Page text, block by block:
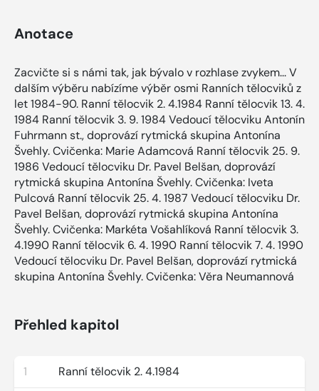
Anotace
Zacvičte si s námi tak, jak bývalo v rozhlase zvykem... V
dalším výběru nabízíme výběr osmi Ranních tělocviků z
let 1984-90. Ranní tělocvik 2. 4.1984 Ranní tělocvik 13. 4.
1984 Ranní tělocvik 3. 9. 1984 Vedoucí tělocviku Antonín
Fuhrmann st., doprovází rytmická skupina Antonína
Švehly. Cvičenka: Marie Adamcová Ranní tělocvik 25. 9.
1986 Vedoucí tělocviku Dr. Pavel Belšan, doprovází
rytmická skupina Antonína Švehly. Cvičenka: Iveta
Pulcová Ranní tělocvik 25. 4. 1987 Vedoucí tělocviku Dr.
Pavel Belšan, doprovází rytmická skupina Antonína
Švehly. Cvičenka: Markéta Vošahlíková Ranní tělocvik 3.
4.1990 Ranní tělocvik 6. 4. 1990 Ranní tělocvik 7. 4. 1990
Vedoucí tělocviku Dr. Pavel Belšan, doprovází rytmická
skupina Antonína Švehly. Cvičenka: Věra Neumannová
Přehled kapitol
1 Ranní tělocvik 2. 4.1984